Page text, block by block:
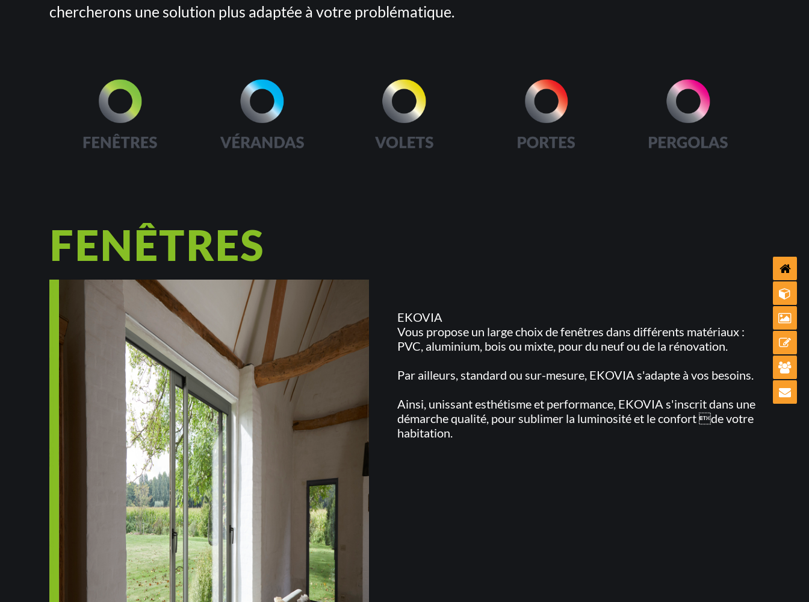
chercherons une solution plus adaptée à votre problématique.
FENÊTRES
EKOVIA
Vous propose un large choix de fenêtres dans différents matériaux :
PVC, aluminium, bois ou mixte, pour du neuf ou de la rénovation.
Par ailleurs, standard ou sur-mesure, EKOVIA s'adapte à vos besoins.
Ainsi, unissant esthétisme et performance, EKOVIA s'inscrit dans une
démarche qualité, pour sublimer la luminosité et le confort de votre
habitation.